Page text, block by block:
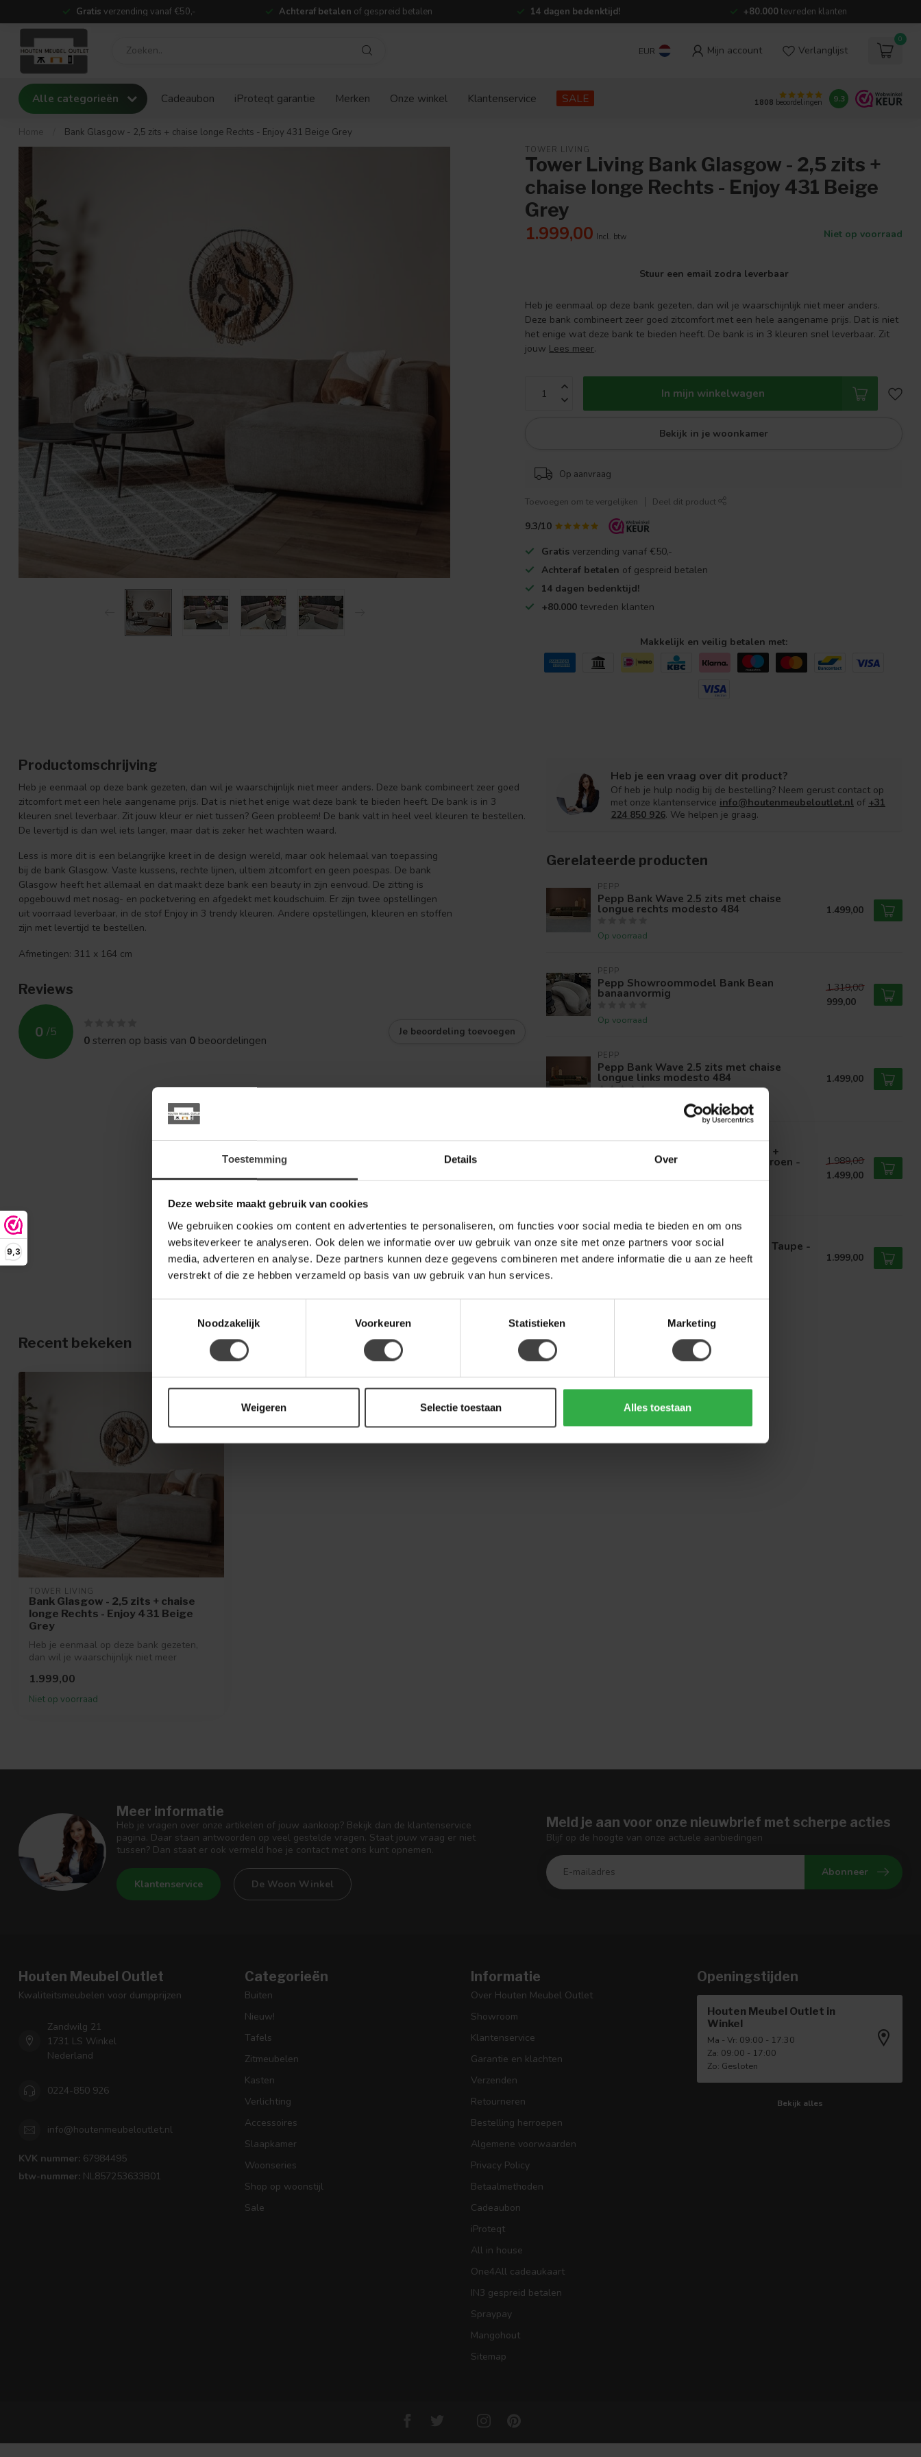
Toestemming Details Over
Deze website maakt gebruik van cookies
We gebruiken cookies om content en advertenties te personaliseren, om functies voor social media te bieden en om ons
websiteverkeer te analyseren. Ook delen we informatie over uw gebruik van onze site met onze partners voor social
media, adverteren en analyse. Deze partners kunnen deze gegevens combineren met andere informatie die u aan ze heeft
verstrekt of die ze hebben verzameld op basis van uw gebruik van hun services.
Noodzakelijk
Voorkeuren Statistieken Marketing
Weigeren Selectie toestaan Alles toestaan
9,3
Gratis verzending vanaf €50,- Achteraf betalen of gespreid betalen 14 dagen bedenktijd! +80.000tevreden klanten
EUR Mijn account Verlanglijst
0
Alle categorieën Cadeaubon iProteqt garantie Merken Onze winkel Klantenservice SALE 1808 beoordelingen 9.3
Home Bank Glasgow - 2,5 zits + chaise longe Rechts - Enjoy 431 Beige Grey
TOWER LIVING
Tower Living Bank Glasgow - 2,5 zits +
chaise longe Rechts - Enjoy 431 Beige
Grey
1.999,00 Incl. btw Niet op voorraad
Stuur een email zodra leverbaar
Heb je eenmaal op deze bank gezeten, dan wil je waarschijnlijk niet meer anders.
Deze bank combineert zeer goed zitcomfort met een hele aangename prijs. Dat is niet
het enige wat deze bank te bieden heeft. De bank is in 3 kleuren snel leverbaar. Zit
jouw Lees meer.
In mijn winkelwagen
Bekijk in je woonkamer
Op aanvraag
Toevoegen om te vergelijken Deel dit product
9.3/10
Gratis verzending vanaf €50,-
Achteraf betalen of gespreid betalen
14 dagen bedenktijd!
+80.000 tevreden klanten
Makkelijk en veilig betalen met:
Productomschrijving
Heb je eenmaal op deze bank gezeten, dan wil je waarschijnlijk niet meer anders. Deze bank combineert zeer goed
zitcomfort met een hele aangename prijs. Dat is niet het enige wat deze bank te bieden heeft. De bank is in 3
kleuren snel leverbaar. Zit jouw kleur er niet tussen? Geen probleem! De bank valt in heel veel kleuren te bestellen.
De levertijd is dan wel iets langer, maar dat is zeker het wachten waard.
Less is more dit is een belangrijke kreet in de design wereld, maar ook helemaal van toepassing
bij de bank Glasgow. Vaste kussens, rechte lijnen, ultiem zitcomfort en geen poespas. De bank
Glasgow heeft het allemaal en dat maakt deze bank een beauty in zijn eenvoud. De zitting is
opgebouwd met nosag- en pocketvering en afgedekt met koudschuim. Er zijn twee opstellingen
uit voorraad leverbaar, in de stof Enjoy in 3 trendy kleuren. Andere opstellingen, kleuren en stoffen
zijn met levertijd te bestellen.
Afmetingen: 311 x 164 cm
Reviews
0 /5
0sterren op basis van 0 beoordelingen
Je beoordeling toevoegen
Heb je een vraag over dit product?
Of heb je hulp nodig bij de bestelling? Neem gerust contact op
met onze klantenservice info@houtenmeubeloutlet.nl of +31
224 850 926. We helpen je graag.
Gerelateerde producten
PEPP
Pepp Bank Wave 2.5 zits met chaise
longue rechts modesto 484
Op voorraad
1.499,00
PEPP
Pepp Showroommodel Bank Bean
banaanvormig
Op voorraad
1.319,00
999,00
PEPP
Pepp Bank Wave 2.5 zits met chaise
longue links modesto 484 1.499,00
TOWER LIVING
Tower Living Bank Leeds - 2,5 zits +
ottomane Rechts - City 355 Flesgroen -
1.989,00
1.499,00
Label51 Hoekbank Valero - Retro Taupe -
Tresor - Links Voorstaand 1.999,00
Recent bekeken
TOWER LIVING
Bank Glasgow - 2,5 zits + chaise
longe Rechts - Enjoy 431 Beige
Grey
Heb je eenmaal op deze bank gezeten,
dan wil je waarschijnlijk niet meer
1.999,00
Niet op voorraad
Meer informatie
Heb je vragen over onze artikelen of jouw aankoop? Bekijk dan de klantenservice
pagina. Daar staan antwoorden op veel gestelde vragen. Staat jouw vraag er niet
tussen? Dan staat er ook vermeld hoe je contact met ons kunt opnemen.
Klantenservice De Woon Winkel
Meld je aan voor onze nieuwbrief met scherpe acties
Blijf op de hoogte van onze actuele aanbiedingen
Abonneer
Houten Meubel Outlet
Kwaliteitsmeubelen voor dumpprijzen
Zandwilg 21
1731 LS Winkel
Nederland
0224-850 926
info@houtenmeubeloutlet.nl
KVK nummer: 67984495
btw-nummer: NL857253633B01
Categorieën
Buiten
Nieuw!
Tafels
Zitmeubelen
Kasten
Verlichting
Accessoires
Slaapkamer
Woonseries
Shop op woonstijl
Sale
Informatie
Over Houten Meubel Outlet
Showroom
Klantenservice
Garantie en klachten
Verzenden
Retourneren
Bestelling herroepen
Algemene voorwaarden
Privacy Policy
Betaalmethoden
Cadeaubon
iProteqt
All in house
One4All cadeaukaart
IN3 gespreid betalen
Spraypay
Mangohout
Sitemap
Openingstijden
Houten Meubel Outlet in
Winkel
Ma - Vr: 09:00 - 17:30
Za: 09:00 - 17:00
Zo: Gesloten
Bekijk alles